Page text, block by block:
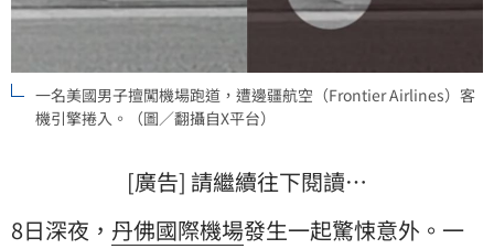
一名美國男子擅闖機場跑道，遭邊疆航空（Frontier Airlines）客
機引擎捲入。（圖／翻攝自X平台）
[廣告] 請繼續往下閱讀…
8日深夜， 丹佛國際機場發生一起驚悚意外。一